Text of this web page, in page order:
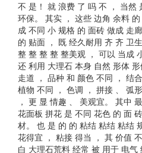
不 是！ 就 浪费 了 吗 不 ， 当然
环保。 其实 ， 这些 边角 余料
成 不同 小 规格 的 面砖 做成 走
的 贴面 ， 既 经久耐用 齐 齐 卫
整 整 整 整 整美观 ， 可以 当成
还 利用 大理石 本身 自然 形体
走道 ， 品种 和 颜色 不同 ， 结
植物 不同 ， 色调 ， 拼接 、 弧
， 更 显 情趣 、 美观宜。 其中
花面板 拼花 是 不同 花色 的 面
材。 也 是 的 的 粘结 粘结 粘结
花得宜 ， 粘接 得当 ， 其 价值
白 大理石荒料 经常 被 用于 电